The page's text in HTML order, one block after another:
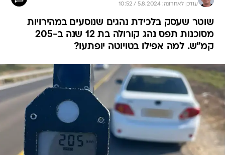
עודכן לאחרונה: 5.8.2024 / 10:52
שוטר שעסק בלכידת נהגים שנוסעים במהירויות
מסוכנות תפס נהג קורולה בת 12 שנה ב-205
קמ"ש. למה אפילו בטויוטה יופתעו?